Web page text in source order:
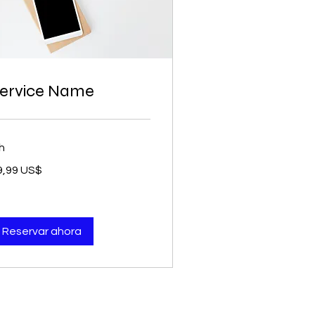
Name
US$
Reservar ahora